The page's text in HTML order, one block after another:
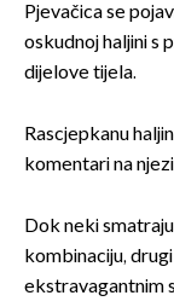
Pjevačica se
oskudnoj haljini s
dijelove tijela.
Rascjepkanu
komentari na
Dok neki
kombinaciju,
ekstravagantnim